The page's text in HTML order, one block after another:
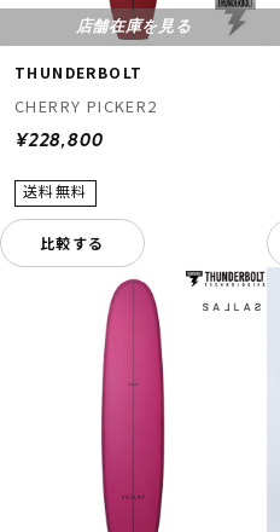
店舗在庫を見る
THUNDERBOLT
CHERRY PICKER2
¥228,800
比較する